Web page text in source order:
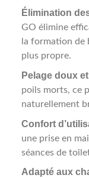
Élimination
GO élimine
la formation de
plus propre.
Pelage doux
poils morts, ce
naturellement
Confort
une prise en
séances de
Adapté aux